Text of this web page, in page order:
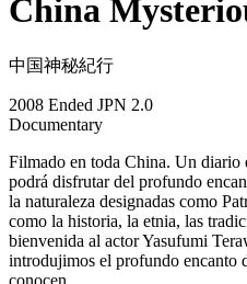
China
中国神秘紀行
2008 Ended JPN 2.0
Documentary
Filmado en toda China. Un
podrá disfrutar del profundo
la naturaleza designadas como
como la historia, la etnia, las
bienvenida al actor Yasufumi
introdujimos el profundo encanto
conocen.